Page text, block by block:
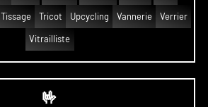
Tissage Tricot Upcycling Vannerie Verrier
Vitrailliste
🤟